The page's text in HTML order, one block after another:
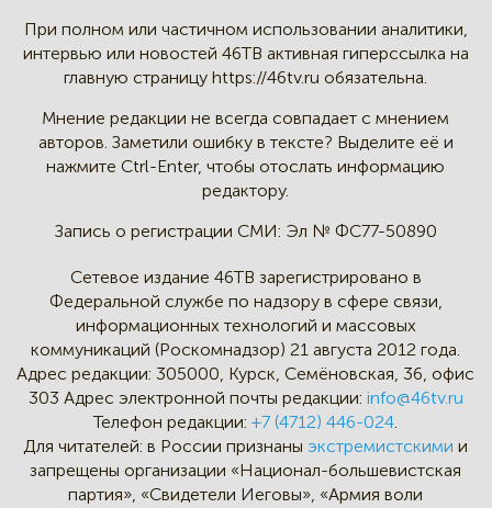
При полном или частичном использовании аналитики,
интервью или новостей 46TB активная гиперссылка на
главную страницу https://46tv.ru обязательна.
Мнение редакции не всегда совпадает с мнением
авторов. Заметили ошибку в тексте? Выделите её и
нажмите Ctrl-Enter, чтобы отослать информацию
редактору.
Запись о регистрации СМИ: Эл № ФС77-50890
Сетевое издание 46ТВ зарегистрировано в
Федеральной службе по надзору в сфере связи,
информационных технологий и массовых
коммуникаций (Роскомнадзор) 21 августа 2012 года.
Адрес редакции: 305000, Курск, Семёновская, 36, офис
303 Адрес электронной почты редакции: info@46tv.ru
Телефон редакции: +7 (4712) 446-024
Для читателей: в России признаныэкстремистскими и
запрещены организации «Национал-большевистская
партия», «Свидетели Иеговы», «Армия воли